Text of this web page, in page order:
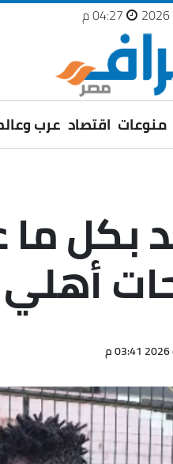
منوعات اقتصاد عرب
بكل ما